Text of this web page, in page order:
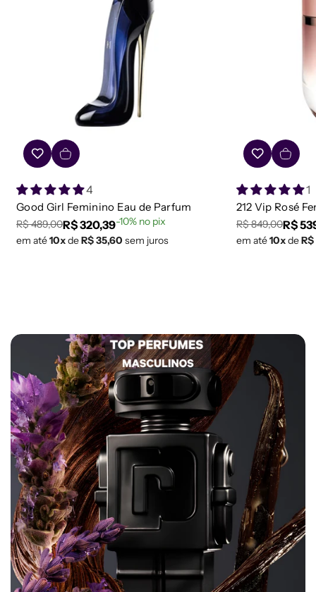
4
Good Girl Feminino Eau de Parfum
Preço
regular
R$ 489,00
Preço
de
R$ 320,39-10% no pix
em até10xdeR$ 35,60 sem juros
1
212 Vip Rosé
Preço
regular
R$ 849,00
Preço
de
R$
em até10xde